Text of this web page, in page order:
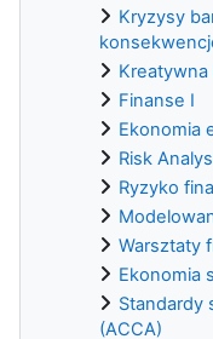
Kryzysy
Finanse I
Ekonomia
Risk
Ryzyko
Warsztaty
Ekonomia
Standardy
(ACCA)